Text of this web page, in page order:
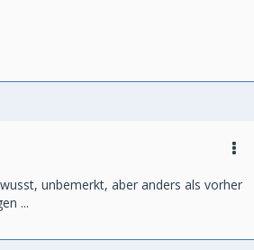
unbemerkt, aber anders als vorher
...